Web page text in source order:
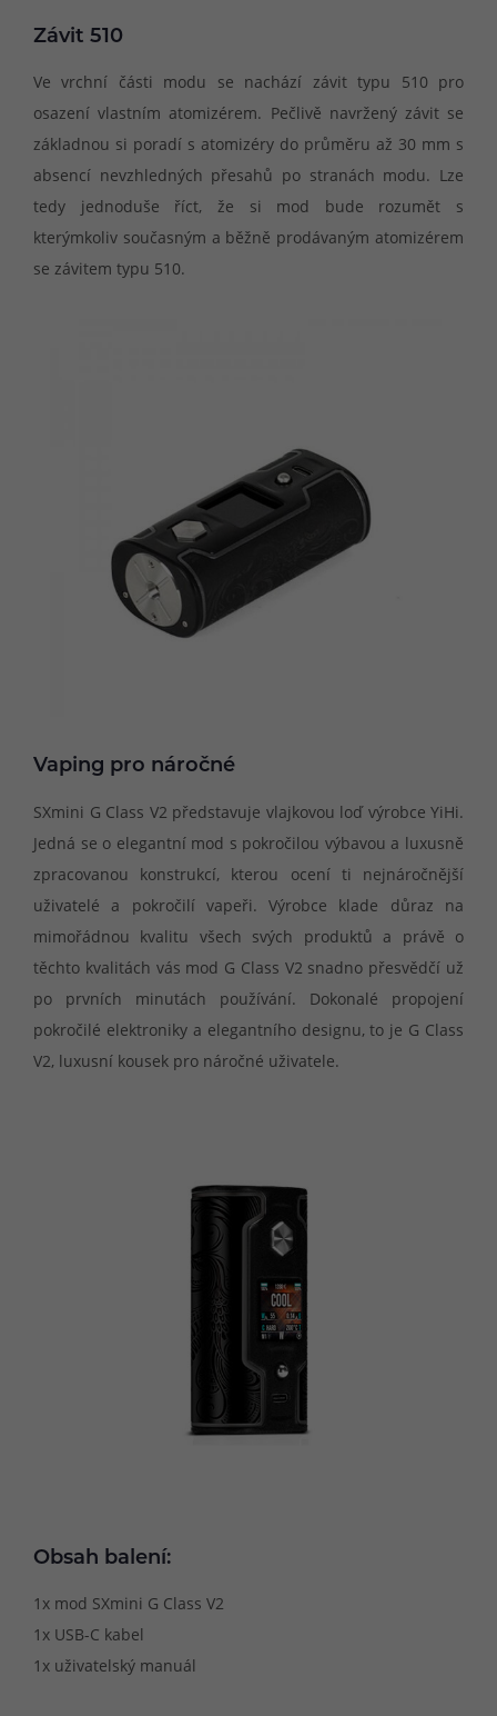
Závit 510
Ve vrchní části modu se nachází závit typu 510 pro
osazení vlastním atomizérem. Pečlivě navržený závit se
základnou si poradí s atomizéry do průměru až 30 mm s
absencí nevzhledných přesahů po stranách modu. Lze
tedy jednoduše říct, že si mod bude rozumět s
kterýmkoliv současným a běžně prodávaným atomizérem
se závitem typu 510.
Vaping pro náročné
SXmini G Class V2 představuje vlajkovou loď výrobce YiHi.
Jedná se o elegantní mod s pokročilou výbavou a luxusně
zpracovanou konstrukcí, kterou ocení ti nejnáročnější
uživatelé a pokročilí vapeři. Výrobce klade důraz na
mimořádnou kvalitu všech svých produktů a právě o
těchto kvalitách vás mod G Class V2 snadno přesvědčí už
po prvních minutách používání. Dokonalé propojení
pokročilé elektroniky a elegantního designu, to je G Class
V2, luxusní kousek pro náročné uživatele.
Obsah balení:
1x mod SXmini G Class V2
1x USB-C kabel
1x uživatelský manuál